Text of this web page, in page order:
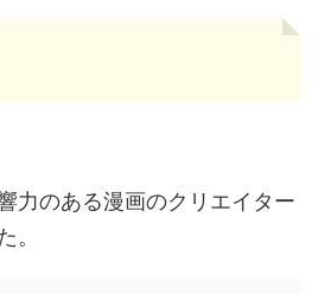
力のある漫画のクリエイター
。